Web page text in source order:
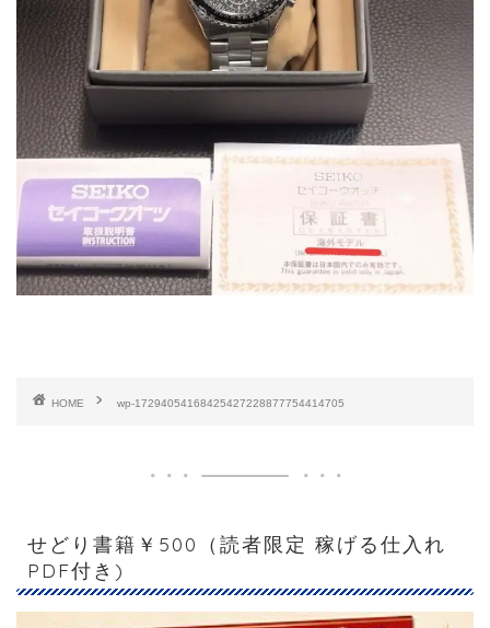
HOME wp-17294054168425427228877754414705
せどり書籍￥500（読者限定 稼げる仕入れ
PDF付き)